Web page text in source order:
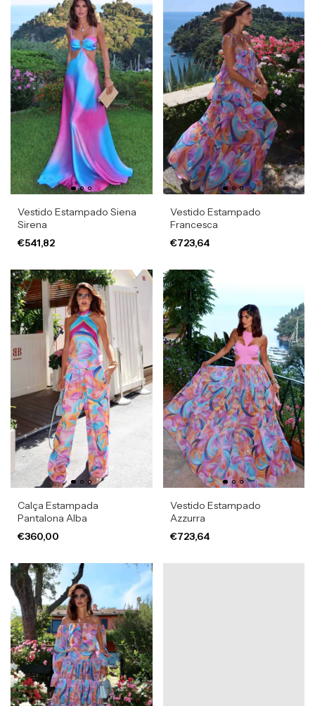
Vestido Estampado Siena
Sirena
€541,82
Vestido Estampado
Francesca
€723,64
Calça Estampada
Pantalona Alba
€360,00
Vestido Estampado
Azzurra
€723,64